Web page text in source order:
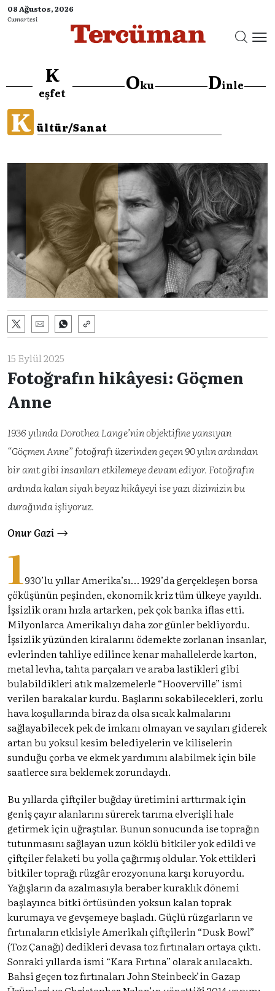
08 Ağustos, 2026
Cumartesi
K
eşfet Oku Dinle
K ültür/Sanat
15 Eylül 2025
Fotoğrafın hikâyesi: Göçmen
Anne
1936 yılında Dorothea Lange’nin objektifine yansıyan
“Göçmen Anne” fotoğrafı üzerinden geçen 90 yılın ardından
bir anıt gibi insanları etkilemeye devam ediyor. Fotoğrafın
ardında kalan siyah beyaz hikâyeyi ise yazı dizimizin bu
durağında işliyoruz.
Onur Gazi
1930’lu yıllar Amerika’sı… 1929’da gerçekleşen borsa
çöküşünün peşinden, ekonomik kriz tüm ülkeye yayıldı.
İşsizlik oranı hızla artarken, pek çok banka iflas etti.
Milyonlarca Amerikalıyı daha zor günler bekliyordu.
İşsizlik yüzünden kiralarını ödemekte zorlanan insanlar,
evlerinden tahliye edilince kenar mahallelerde karton,
metal levha, tahta parçaları ve araba lastikleri gibi
bulabildikleri atık malzemelerle “Hooverville” ismi
verilen barakalar kurdu. Başlarını sokabilecekleri, zorlu
hava koşullarında biraz da olsa sıcak kalmalarını
sağlayabilecek pek de imkanı olmayan ve sayıları giderek
artan bu yoksul kesim belediyelerin ve kiliselerin
sunduğu çorba ve ekmek yardımını alabilmek için bile
saatlerce sıra beklemek zorundaydı.
Bu yıllarda çiftçiler buğday üretimini arttırmak için
geniş çayır alanlarını sürerek tarıma elverişli hale
getirmek için uğraştılar. Bunun sonucunda ise toprağın
tutunmasını sağlayan uzun köklü bitkiler yok edildi ve
çiftçiler felaketi bu yolla çağırmış oldular. Yok ettikleri
bitkiler toprağı rüzgâr erozyonuna karşı koruyordu.
Yağışların da azalmasıyla beraber kuraklık dönemi
başlayınca bitki örtüsünden yoksun kalan toprak
kurumaya ve gevşemeye başladı. Güçlü rüzgarların ve
fırtınaların etkisiyle Amerikalı çiftçilerin “Dusk Bowl”
(Toz Çanağı) dedikleri devasa toz fırtınaları ortaya çıktı.
Sonraki yıllarda ismi “Kara Fırtına” olarak anılacaktı.
Bahsi geçen toz fırtınaları John Steinbeck’in Gazap